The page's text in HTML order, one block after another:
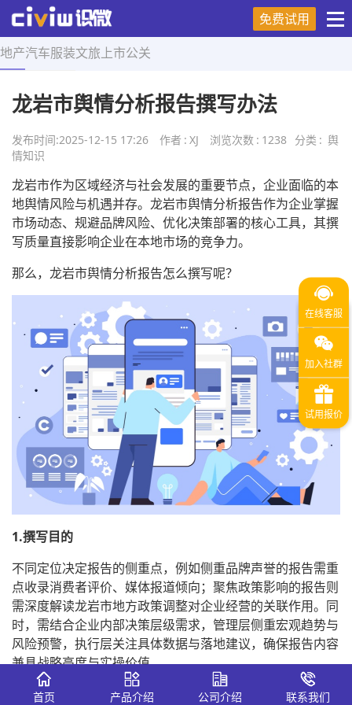
免费试用
地产汽车服装文旅 上市公关
首页 > 舆情知识 > 正文
龙岩市舆情分析报告撰写办法
发布时间:2025-12-15 17:26 作者 : XJ 浏览次数 : 1238 分类 : 舆
情知识
龙岩市作为区域经济与社会发展的重要节点，企业面临的本
地舆情风险与机遇并存。龙岩市舆情分析报告作为企业掌握
市场动态、规避品牌风险、优化决策部署的核心工具，其撰
写质量直接影响企业在本地市场的竞争力。
那么，龙岩市舆情分析报告怎么撰写呢？
1.撰写目的
不同定位决定报告的侧重点，例如侧重品牌声誉的报告需重
点收录消费者评价、媒体报道倾向；聚焦政策影响的报告则
需深度解读龙岩市地方政策调整对企业经营的关联作用。同
时，需结合企业内部决策层级需求，管理层侧重宏观趋势与
风险预警，执行层关注具体数据与落地建议，确保报告内容
兼具战略高度与实操价值。
2.数据全面
首页 产品介绍 公司介绍 联系我们